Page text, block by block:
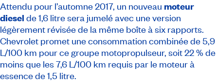
Attendu pour l’automne 2017, un nouveau moteur
diesel de 1,6 litre sera jumelé avec une version
légèrement révisée de la même boîte à six rapports.
Chevrolet promet une consommation combinée de 5,9
L/100 km pour ce groupe motopropulseur, soit 22 % de
moins que les 7,6 L/100 km requis par le moteur à
essence de 1,5 litre.